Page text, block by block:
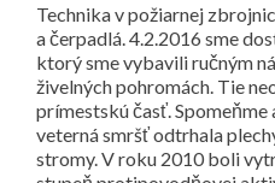
Technika v požiarnej
a čerpadlá. 4.2.2016 sme
ktorý sme vybavili ručným
živelných pohromách. Tie
prímestskú časť. Spomeňme
veterná smršť odtrhala
stromy. V roku 2010 boli